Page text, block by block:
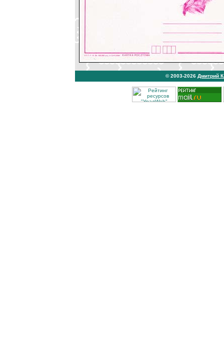
© 2003-2026 Дмитрий